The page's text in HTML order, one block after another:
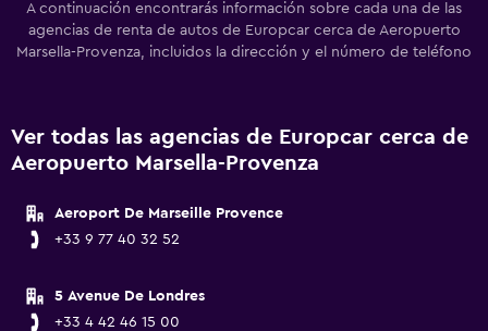
A continuación encontrarás información sobre cada una de las
agencias de renta de autos de Europcar cerca de Aeropuerto
Marsella-Provenza, incluidos la dirección y el número de teléfono
Ver todas las agencias de Europcar cerca de
Aeropuerto Marsella-Provenza
Aeroport De Marseille Provence
+33 9 77 40 32 52
5 Avenue De Londres
+33 4 42 46 15 00